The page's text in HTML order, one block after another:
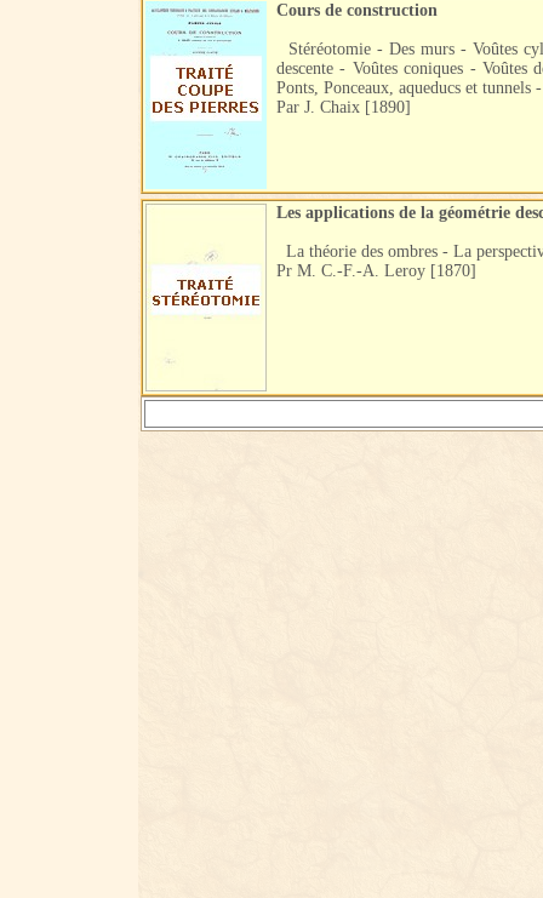
Cours de construction
Stéréotomie - Des murs - Voûtes
descente - Voûtes coniques -
Ponts, Ponceaux, aqueducs et tunnels
Par J. Chaix [1890]
Les applications de la géométrie
La théorie des ombres - La
Pr M. C.-F.-A. Leroy [1870]